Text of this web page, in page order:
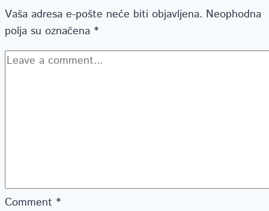
Vaša adresa e-pošte neće biti objavljena. Neophodna
polja su označena *
Comment *